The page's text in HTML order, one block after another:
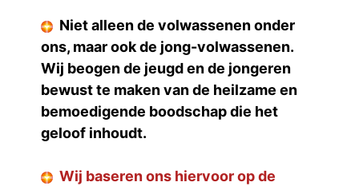
Niet alleen de volwassenen onder
ons, maar ook de jong-volwassenen.
Wij beogen de jeugd en de jongeren
bewust te maken van de heilzame en
bemoedigende boodschap die het
geloof inhoudt.
Wij baseren ons hiervoor op de